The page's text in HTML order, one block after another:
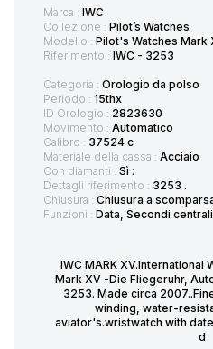
Marca : IWC
Collezione : Pilot’s Watches
Modello : Pilot's Watches Mark
Riferimento : IWC - 3253
Categoria : Orologio da polso
Periodo : 15thx
ID Orologio : 2823630
Movimento : Automatico
Calibro : 37524 c
Materiale della cassa : Acciaio
Con diamanti : Sì :
Dettagli riferimento : 3253 .
Chiusura : Chiusura a
Funzioni : Data, Secondi centrali
IWC MARK XV.International
Mark XV -Die Fliegeruhr,
3253. Made circa
winding, water-
aviator's.wristwatch with
d